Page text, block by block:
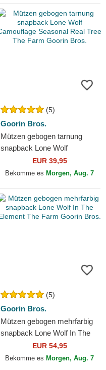
(5)
Goorin Bros.
Mützen gebogen tarnung
snapback Lone Wolf
Camouflage Seasonal Real
Tree The Farm Goorin Bros.
EUR 39,95
Bekomme es Morgen, Aug. 7
(5)
Goorin Bros.
Mützen gebogen mehrfarbig
snapback Lone Wolf In The
Element The Farm Goorin
Bros.
EUR 54,95
Bekomme es Morgen, Aug. 7